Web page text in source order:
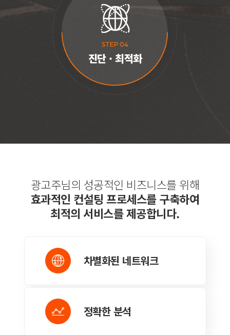
STEP 04
진단 · 최적화
광고주님의 성공적인 비즈니스를 위해
효과적인 컨설팅 프로세스를 구축하여
최적의 서비스를 제공합니다.
차별화된 네트워크
정확한 분석